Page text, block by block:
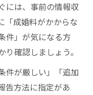
には、事前の情報収
「成婚料がかからな
件」が気になる方
確認しましょう。
件が厳しい」「追加
告方法に指定があ